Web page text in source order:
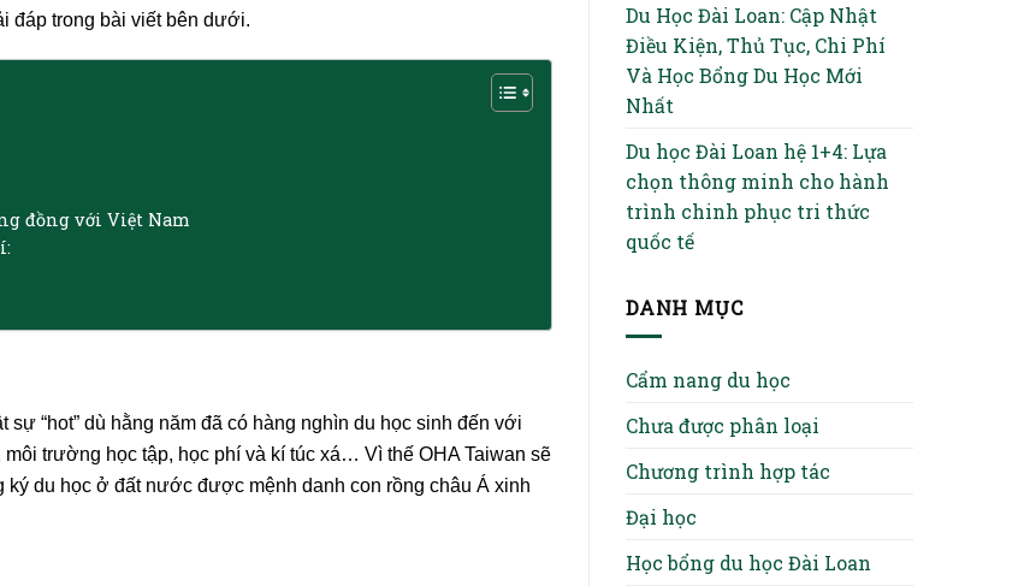
đáp trong bài viết bên dưới.
đồng với Việt Nam
“hot” dù hằng năm đã có hàng nghìn du học sinh đến với
trường học tập, học phí và kí túc xá… Vì thế OHA Taiwan sẽ
ký du học ở đất nước được mệnh danh con rồng châu Á xinh
Du Học Đài Loan: Cập Nhật
Điều Kiện, Thủ Tục, Chi Phí
Và Học Bổng Du Học Mới
Nhất
Du học Đài Loan hệ 1+4: Lựa
chọn thông minh cho hành
trình chinh phục tri thức
quốc tế
DANH MỤC
Cẩm nang du học
Chưa được phân loại
Chương trình hợp tác
Đại học
Học bổng du học Đài Loan